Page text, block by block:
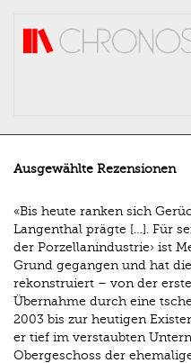
Ausgewählte Rezensionen
«Bis heute ranken sich
Langenthal prägte […]. Für
der Porzellanindustrie› ist
Grund gegangen und hat
rekonstruiert – von der
Übernahme durch eine
2003 bis zur heutigen
er tief im verstaubten
Obergeschoss der